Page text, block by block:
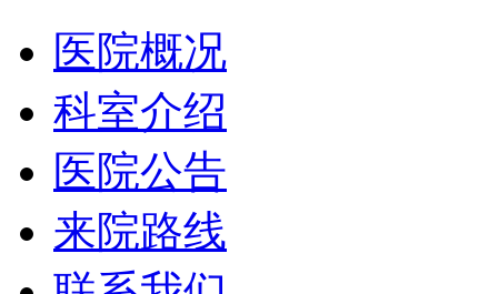
医院概况
科室介绍
医院公告
来院路线